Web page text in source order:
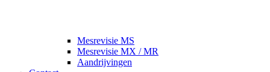
Mesrevisie MS
Mesrevisie MX / MR
Aandrijvingen